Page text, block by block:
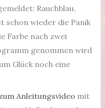
Rauchblau,
schon wieder die Panik
Farbe nach zwei
genommen wird
Glück noch eine
Anleitungsvideo mit